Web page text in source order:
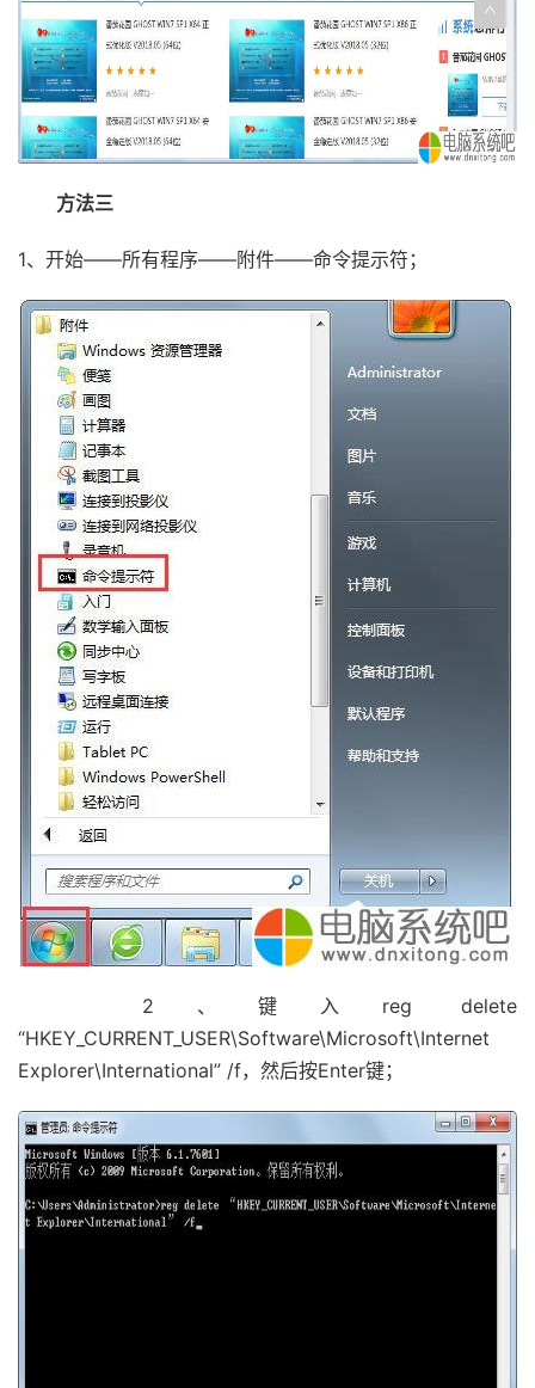
方法三
1、开始——所有程序——附件——命令提示符；
2、键入reg delete
“HKEY_CURRENT_USER\Software\Microsoft\Internet
Explorer\International” /f，然后按Enter键；